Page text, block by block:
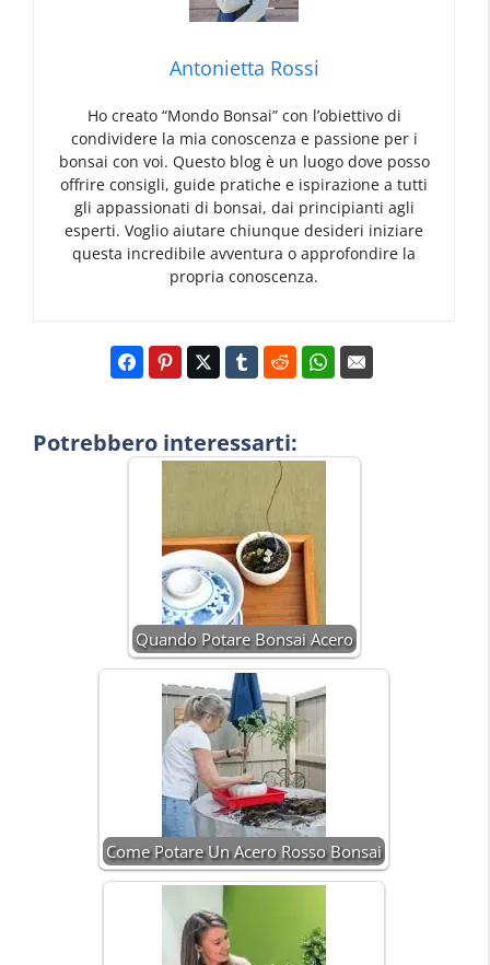
Antonietta Rossi
Ho creato “Mondo Bonsai” con l’obiettivo di
condividere la mia conoscenza e passione per i
bonsai con voi. Questo blog è un luogo dove posso
offrire consigli, guide pratiche e ispirazione a tutti
gli appassionati di bonsai, dai principianti agli
esperti. Voglio aiutare chiunque desideri iniziare
questa incredibile avventura o approfondire la
propria conoscenza.
Potrebbero interessarti:
Quando Potare Bonsai Acero
Come Potare Un Acero Rosso Bonsai